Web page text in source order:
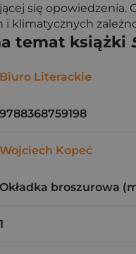
się opowiedzenia.
klimatycznych
temat książki
Biuro Literackie
9788368759198
Wojciech Kopeć
Okładka broszurowa
1